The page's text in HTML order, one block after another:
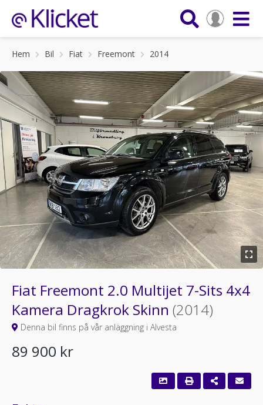
Hem Bil Fiat Freemont 2014
Fiat Freemont 2.0 Multijet 7-Sits 4x4
Kamera Dragkrok Skinn (2014)
Denna bil finns på vår anläggning i Alvesta
89 900 kr